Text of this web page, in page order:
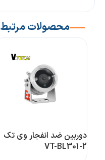
محصولات مرتبط
دوربین ضد انفجار وی تک
VT-BL301-2